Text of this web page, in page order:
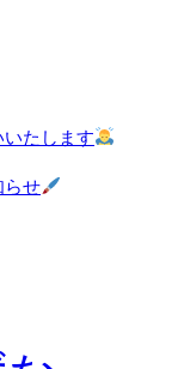
たします
せ